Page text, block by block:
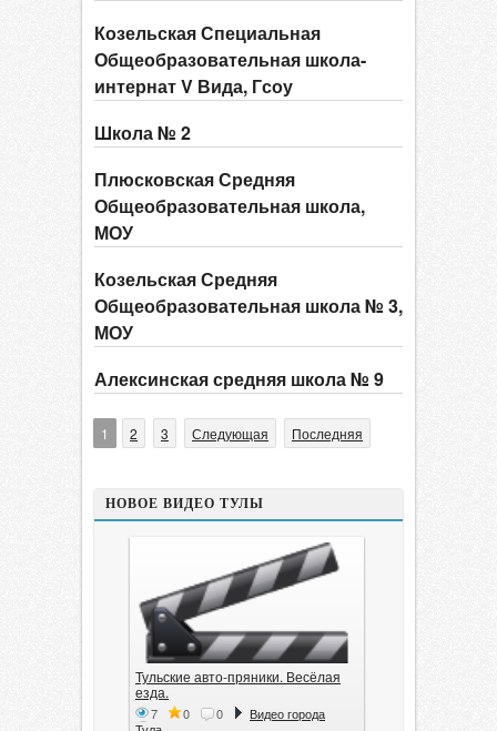
Козельская Специальная
Общеобразовательная школа-
интернат V Вида, Гсоу
Школа № 2
Плюсковская Средняя
Общеобразовательная школа,
МОУ
Козельская Средняя
Общеобразовательная школа № 3,
МОУ
Алексинская средняя школа № 9
1 2 3 Следующая Последняя
НОВОЕ ВИДЕО ТУЛЫ
Тульские авто-пряники. Весёлая
езда.
7 0 0
Видео города